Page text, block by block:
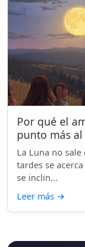
Por qué el
punto más
La Luna no
tardes se
se inclin...
Leer más →